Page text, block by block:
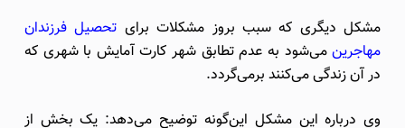
مشکل دیگری که سبب بروز مشکلات برای تحصیل فرزندان
مهاجرینمی‌شود به عدم تطابق شهر کارت آمایش با شهری که
در آن زندگی می‌کنند برمی‌گردد.
وی درباره این مشکل این‌گونه توضیح می‌دهد: یک بخش از